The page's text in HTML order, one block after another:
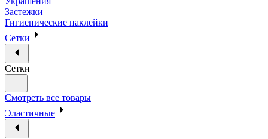
Застежки
Гигиенические наклейки
Сетки
Сетки
Смотреть все товары
Эластичные